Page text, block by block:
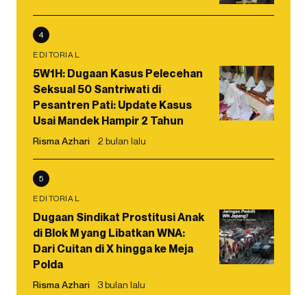
4
EDITORIAL
5W1H: Dugaan Kasus Pelecehan
Seksual 50 Santriwati di
Pesantren Pati: Update Kasus
Usai Mandek Hampir 2 Tahun
Risma Azhari 2 bulan lalu
5
EDITORIAL
Dugaan Sindikat Prostitusi Anak
di Blok M yang Libatkan WNA:
Dari Cuitan di X hingga ke Meja
Polda
Risma Azhari 3 bulan lalu